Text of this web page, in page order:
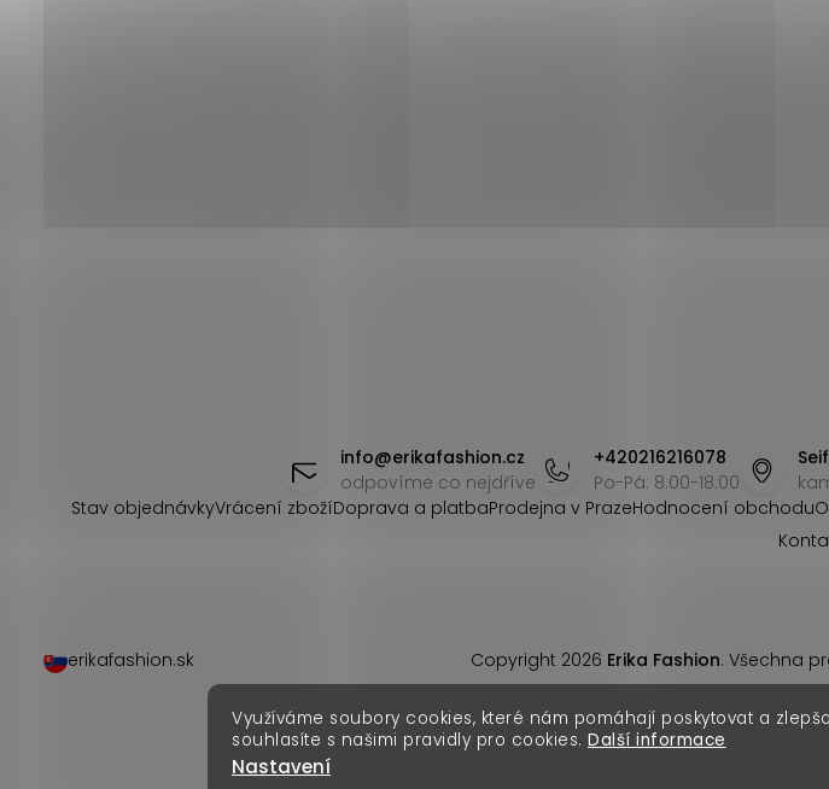
Využíváme soubory cookies, které nám pomáhají poskytovat a
souhlasíte s našimi pravidly pro cookies. Další informace
Nastavení
info@erikafashion.cz
odpovíme co nejdříve
+420216216078
Po-Pá: 8:00-18:00
Stav objednávkyVrácení zbožíDoprava a platbaProdejna v PrazeHodnocení obchodu
Copyright 2026 Erika Fashion. Všechna
erikafashion.sk